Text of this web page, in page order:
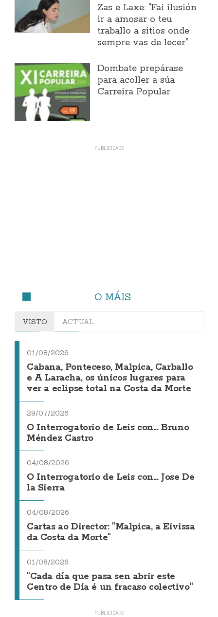
Zas e Laxe: "Fai ilusión
ir a amosar o teu
traballo a sitios onde
sempre vas de lecer"
Dombate prepárase
para acoller a súa
Carreira Popular
O MÁIS
VISTO ACTUAL
01/08/2026
Cabana, Ponteceso, Malpica, Carballo
e A Laracha, os únicos lugares para
ver a eclipse total na Costa da Morte
29/07/2026
O Interrogatorio de Leis con... Bruno
Méndez Castro
04/08/2026
O Interrogatorio de Leis con... Jose De
la Sierra
04/08/2026
Cartas ao Director: "Malpica, a Eivissa
da Costa da Morte"
01/08/2026
"Cada día que pasa sen abrir este
Centro de Día é un fracaso colectivo"